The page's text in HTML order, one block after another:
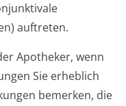
auftreten.
Apotheker, wenn
Sie erheblich
bemerken, die